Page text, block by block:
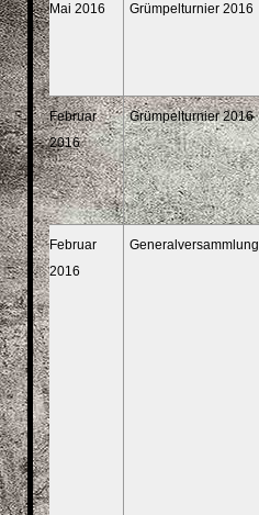
Mai 2016 Grümpelturnier 2016
Februar
2016
Grümpelturnier 2016
Februar
2016
Generalversammlung